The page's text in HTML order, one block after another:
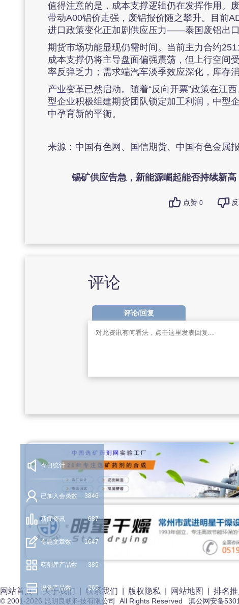
值得注意的是，成本支撑逻辑仍在发挥作用。
带动A00铝价走强，废铝报价随之攀升。目前
进口政策变化正加剧供应压力——泰国废铝出
期货市场功能显现仍需时间。当前主力合约
成本支撑仍将主导盘面偏强震荡，但上行空间
率反弹乏力；需求端汽车淡季效应深化，库存
产业变革已然启动。随着“反向开票”政策在江
型企业积极组建期货团队锁定加工利润，中型
中孕育新的平衡。
来源：中国有色网、国信期货、中国有色金属
锡矿供应告急，新能源崛起能否持续新高
点赞 0
评论
评论/回复
网站首页|关于我们 联系我们 版权隐私 网站地图 排名
© 2001-2026 昆明良帆科技有限公司 All Rights Reserved 滇公网安备
今日统计
已加入会员数 3846
新闻资讯 687
专题文章数 1647
药剂库产品数 385
设备产品数 265